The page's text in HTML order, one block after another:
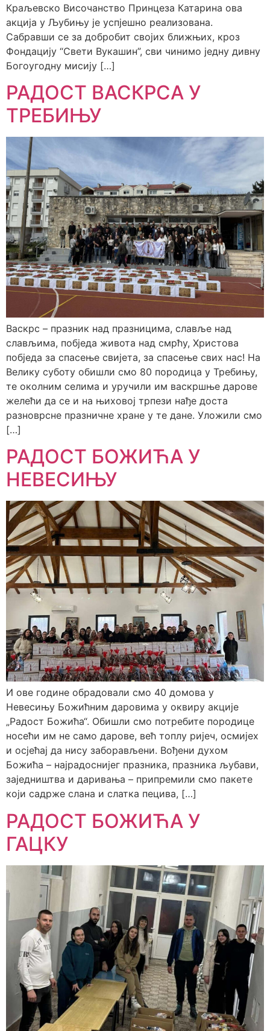
Краљевско Височанство Принцеза Катарина ова
акција у Љубињу је успјешно реализована.
Сабравши се за добробит својих ближњих, кроз
Фондацију “Свети Вукашин”, сви чинимо једну дивну
Богоугодну мисију […]
РАДОСТ ВАСКРСА У
ТРЕБИЊУ
Васкрс – празник над празницима, славље над
слављима, побједа живота над смрћу, Христова
побједа за спасење свијета, за спасење свих нас! На
Велику суботу обишли смо 80 породица у Требињу,
те околним селима и уручили им васкршње дарове
желећи да се и на њиховој трпези нађе доста
разноврсне празничне хране у те дане. Уложили смо
[…]
РАДОСТ БОЖИЋА У
НЕВЕСИЊУ
И ове године обрадовали смо 40 домова у
Невесињу Божићним даровима у оквиру акције
„Радост Божића“. Обишли смо потребите породице
носећи им не само дарове, већ топлу ријеч, осмијех
и осјећај да нису заборављени. Вођени духом
Божића – најрадоснијег празника, празника љубави,
заједништва и даривања – припремили смо пакете
који садрже слана и слатка пецива, […]
РАДОСТ БОЖИЋА У
ГАЦКУ